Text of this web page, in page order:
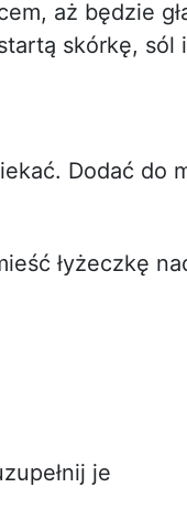
aż będzie
skórkę, sól
Dodać do
łyżeczkę
je